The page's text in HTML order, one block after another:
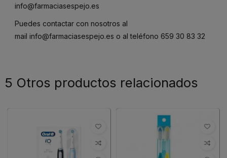
info@farmaciasespejo.es
Puedes contactar con nosotros al
mail info@farmaciasespejo.es o al teléfono 659 30 83 32
5 Otros productos relacionados